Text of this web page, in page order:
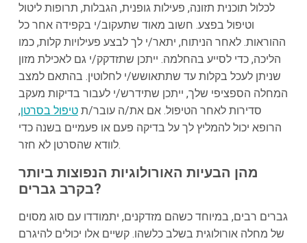
לכלול תוכנית תזונה, פעילות גופנית, הגבלות, תרופות ליטול
וטיפול בפצע. חשוב מאוד שתעקוב/י בקפידה אחר כל
ההוראות. לאחר הניתוח, יתאר/י לך לבצע פעילויות קלות, כמו
הליכה, כדי לסייע בהחלמה. ייתכן שתזדקק/י גם לאכילת מזון
שניתן לעכל בקלות עד שתתאושש/י לחלוטין. בהתאם למצב
המחלה הספציפי שלך, ייתכן שתידרש/י לעבור בדיקות מעקב
סדירות לאחר הטיפול. אם את/ה עובר/תטיפול בסרטן,
הרופא יכול להמליץ לך על בדיקה פעם או פעמיים בשנה כדי
לוודא שהסרטן לא חזר.
מהן הבעיות האורולוגיות הנפוצות ביותר
בקרב גברים?
גברים רבים, במיוחד כשהם מזדקנים, יתמודדו עם סוג מסוים
של מחלה אורולוגית בשלב כלשהו. קשיים אלו יכולים להיגרם